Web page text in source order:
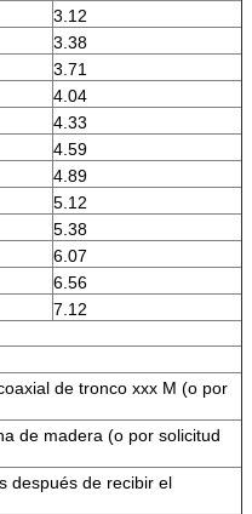
3.12
3.38
3.71
4.04
4.33
4.59
4.89
5.12
5.38
6.07
6.56
7.12
de tronco xxx M (o por
de madera (o por solicitud
después de recibir el